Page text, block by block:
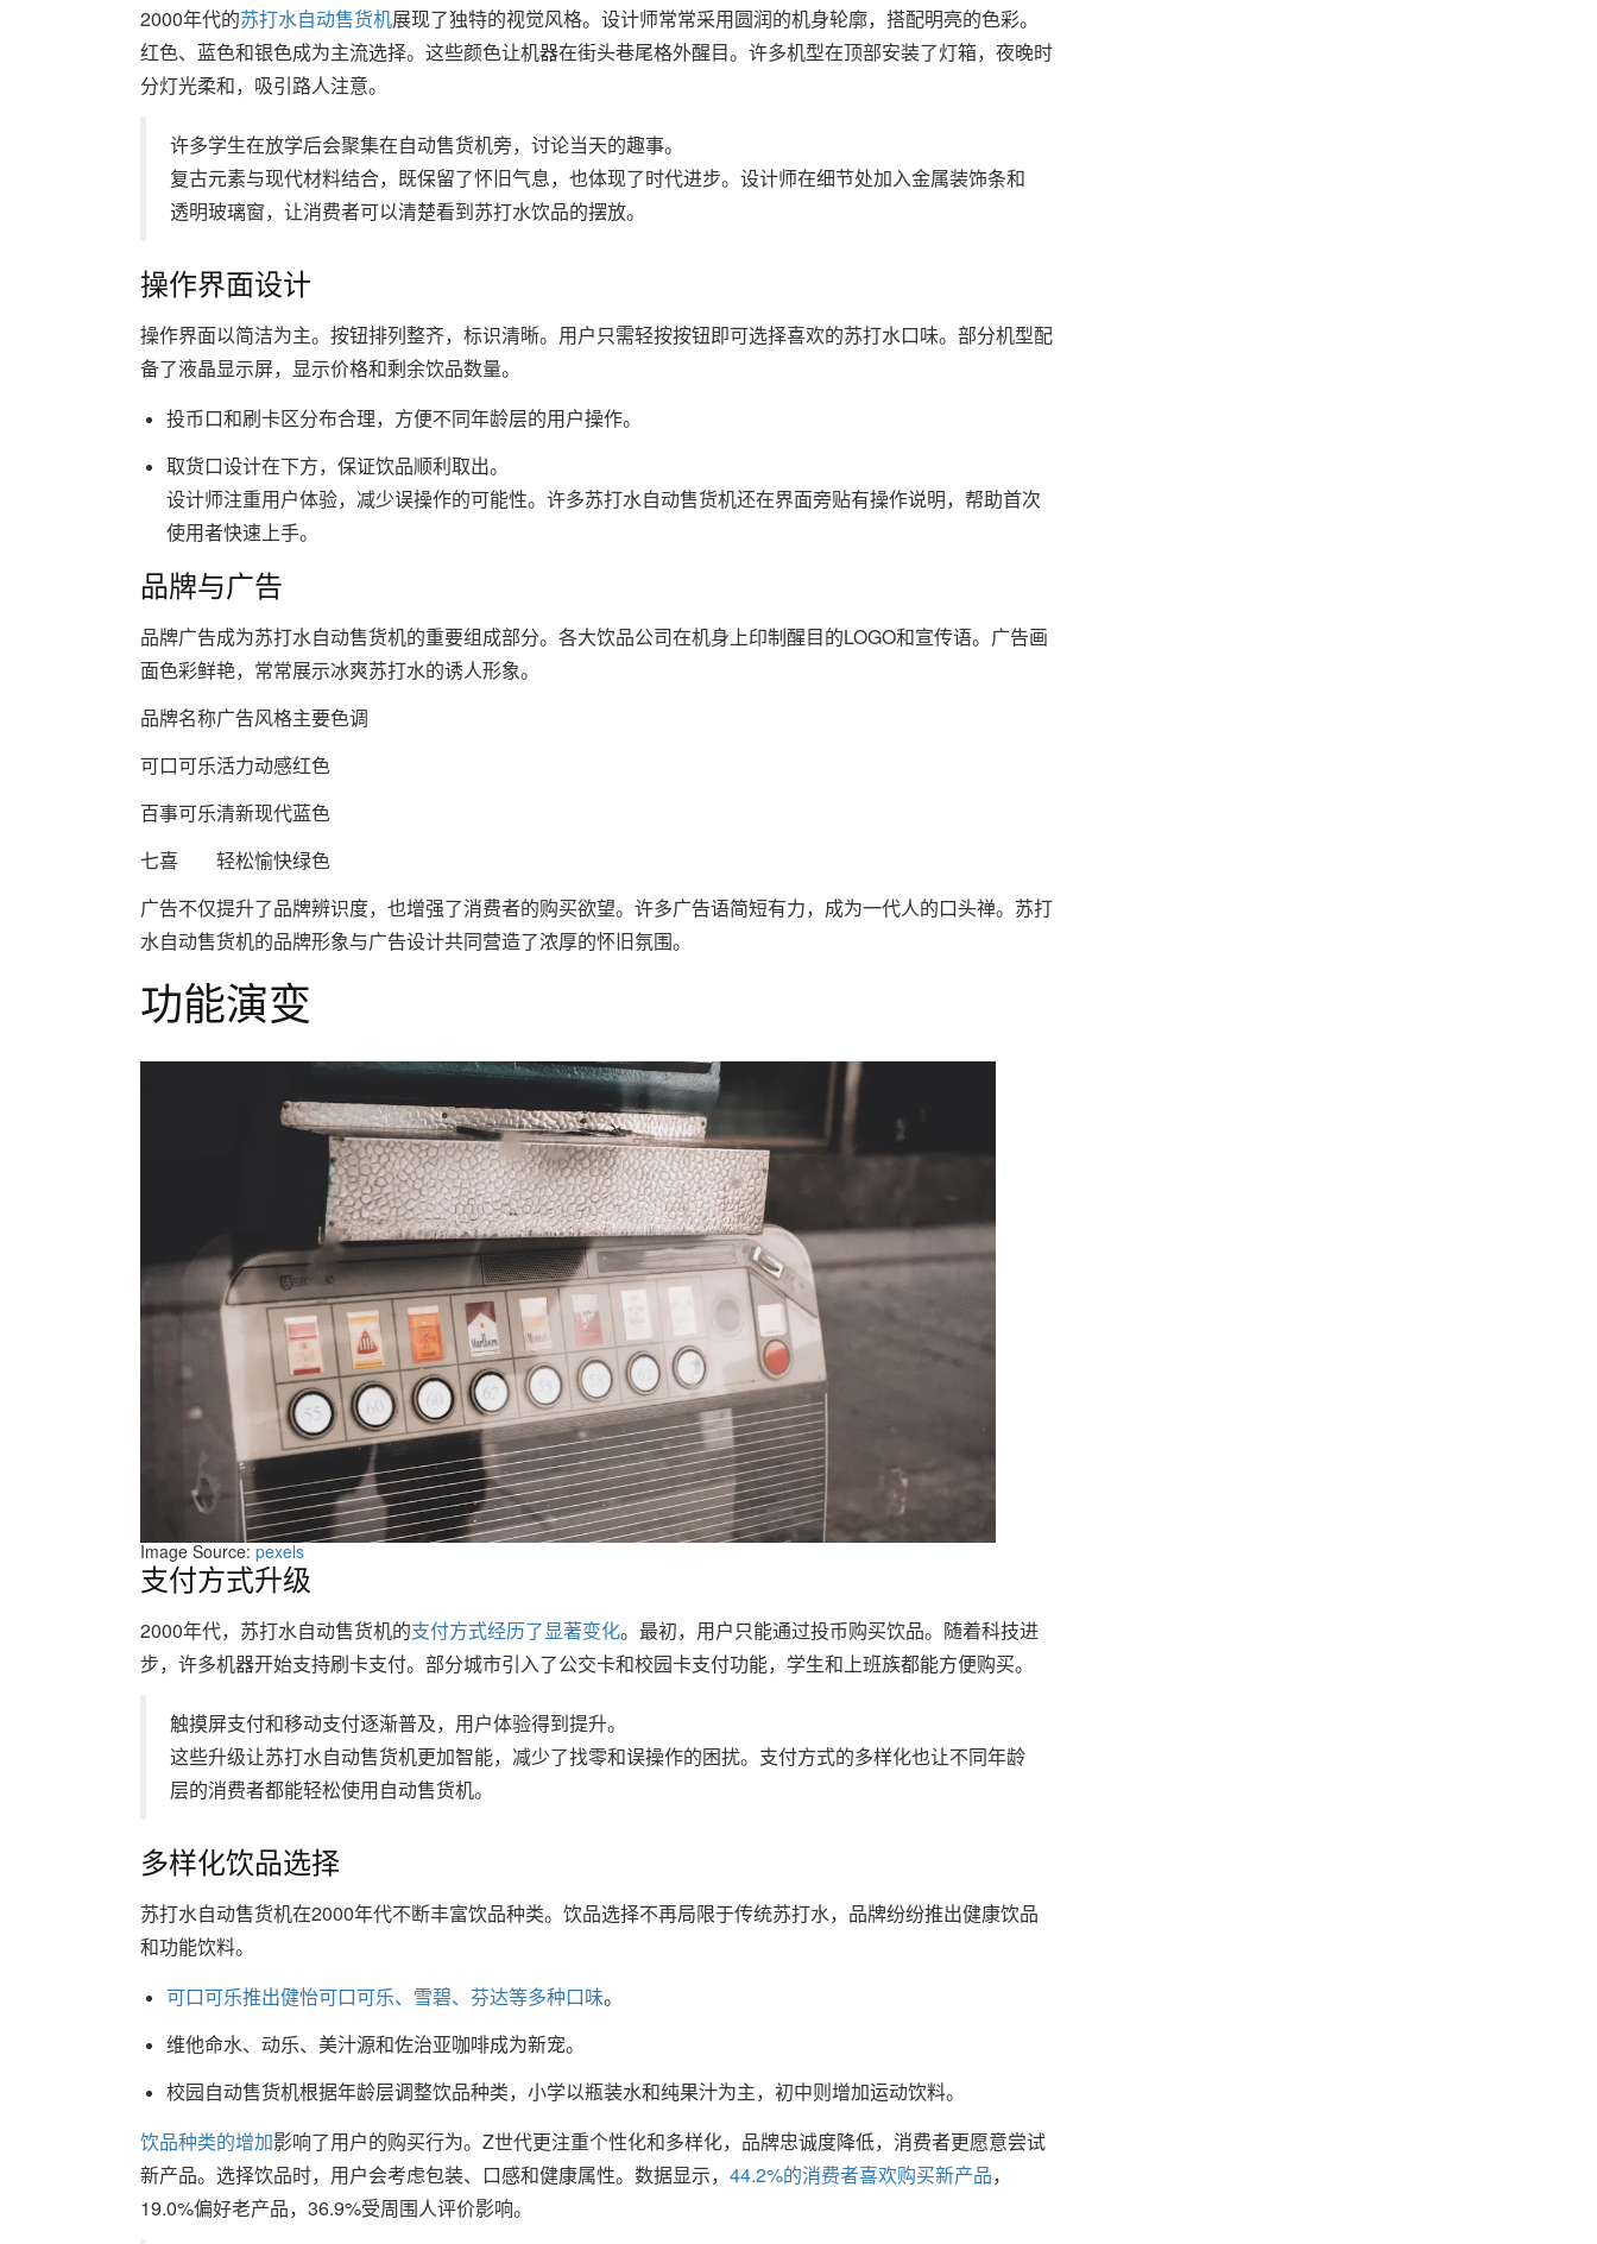
2000年代的苏打水自动售货机展现了独特的视觉风格。设计师常常采用圆润的机身轮廓，搭配明亮的色彩。
红色、蓝色和银色成为主流选择。这些颜色让机器在街头巷尾格外醒目。许多机型在顶部安装了灯箱，夜晚时
分灯光柔和，吸引路人注意。
许多学生在放学后会聚集在自动售货机旁，讨论当天的趣事。
复古元素与现代材料结合，既保留了怀旧气息，也体现了时代进步。设计师在细节处加入金属装饰条和
透明玻璃窗，让消费者可以清楚看到苏打水饮品的摆放。
操作界面设计
操作界面以简洁为主。按钮排列整齐，标识清晰。用户只需轻按按钮即可选择喜欢的苏打水口味。部分机型配
备了液晶显示屏，显示价格和剩余饮品数量。
投币口和刷卡区分布合理，方便不同年龄层的用户操作。
取货口设计在下方，保证饮品顺利取出。
设计师注重用户体验，减少误操作的可能性。许多苏打水自动售货机还在界面旁贴有操作说明，帮助首次
使用者快速上手。
品牌与广告
品牌广告成为苏打水自动售货机的重要组成部分。各大饮品公司在机身上印制醒目的LOGO和宣传语。广告画
面色彩鲜艳，常常展示冰爽苏打水的诱人形象。
品牌名称广告风格主要色调
可口可乐活力动感红色
百事可乐清新现代蓝色
七喜
轻松愉快绿色
广告不仅提升了品牌辨识度，也增强了消费者的购买欲望。许多广告语简短有力，成为一代人的口头禅。苏打
水自动售货机的品牌形象与广告设计共同营造了浓厚的怀旧氛围。
功能演变
Image Source: pexels
支付方式升级
2000年代，苏打水自动售货机的支付方式经历了显著变化。最初，用户只能通过投币购买饮品。随着科技进
步，许多机器开始支持刷卡支付。部分城市引入了公交卡和校园卡支付功能，学生和上班族都能方便购买。
触摸屏支付和移动支付逐渐普及，用户体验得到提升。
这些升级让苏打水自动售货机更加智能，减少了找零和误操作的困扰。支付方式的多样化也让不同年龄
层的消费者都能轻松使用自动售货机。
多样化饮品选择
苏打水自动售货机在2000年代不断丰富饮品种类。饮品选择不再局限于传统苏打水，品牌纷纷推出健康饮品
和功能饮料。
可口可乐推出健怡可口可乐、雪碧、芬达等多种口味。
维他命水、动乐、美汁源和佐治亚咖啡成为新宠。
校园自动售货机根据年龄层调整饮品种类，小学以瓶装水和纯果汁为主，初中则增加运动饮料。
饮品种类的增加影响了用户的购买行为。Z世代更注重个性化和多样化，品牌忠诚度降低，消费者更愿意尝试
新产品。选择饮品时，用户会考虑包装、口感和健康属性。数据显示， 44.2%的消费者喜欢购买新产品，
19.0%偏好老产品，36.9%受周围人评价影响。